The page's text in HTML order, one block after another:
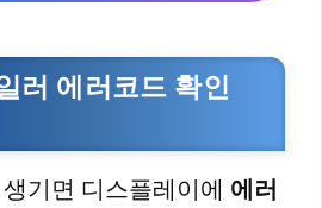
러 에러코드 확인
기면 디스플레이에 에러